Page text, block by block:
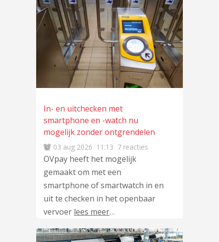
In- en uitchecken met
smartphone en -watch nu
mogelijk zonder ontgrendelen
03 aug 2026 11:13 7 reacties
OVpay heeft het mogelijk
gemaakt om met een
smartphone of smartwatch in en
uit te checken in het openbaar
vervoer lees meer…